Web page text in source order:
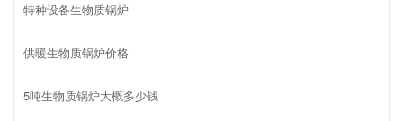
特种设备生物质锅炉
供暖生物质锅炉价格
5吨生物质锅炉大概多少钱